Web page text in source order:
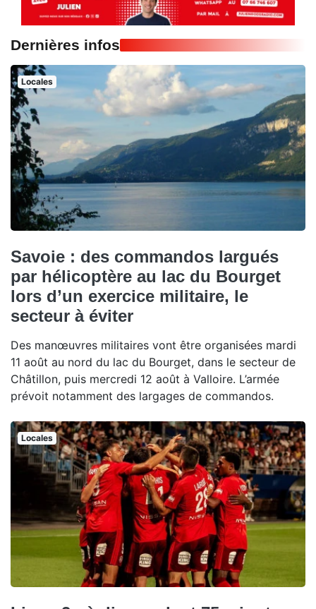
Dernières infos
Locales
Savoie : des commandos largués
par hélicoptère au lac du Bourget
lors d’un exercice militaire, le
secteur à éviter
Des manœuvres militaires vont être organisées mardi
11 août au nord du lac du Bourget, dans le secteur de
Châtillon, puis mercredi 12 août à Valloire. L’armée
prévoit notamment des largages de commandos.
Locales